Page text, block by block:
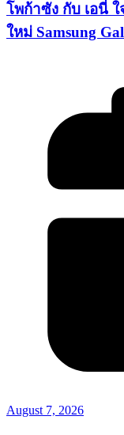
โพก้าซัง กับ เอนี่
ใหม่ Samsung
August 7, 2026